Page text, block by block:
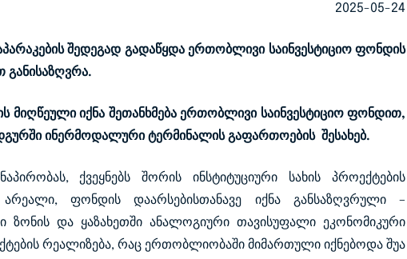
2025-05-24
შედეგად გადაწყდა ერთობლივი საინვესტიციო ფონდის
მიღწეული იქნა შეთანხმება ერთობლივი საინვესტიციო ფონდით,
ინერმოდალური ტერმინალის გაფართოების შესახებ.
ქვეყნებს შორის ინსტიტუციური სახის პროექტების
ფონდის დაარსებისთანავე იქნა განსაზღვრული –
ზონის და ყაზახეთში ანალოგიური თავისუფალი ეკონომიკური
რეალიზება, რაც ერთობლიობაში მიმართული იქნებოდა შუა